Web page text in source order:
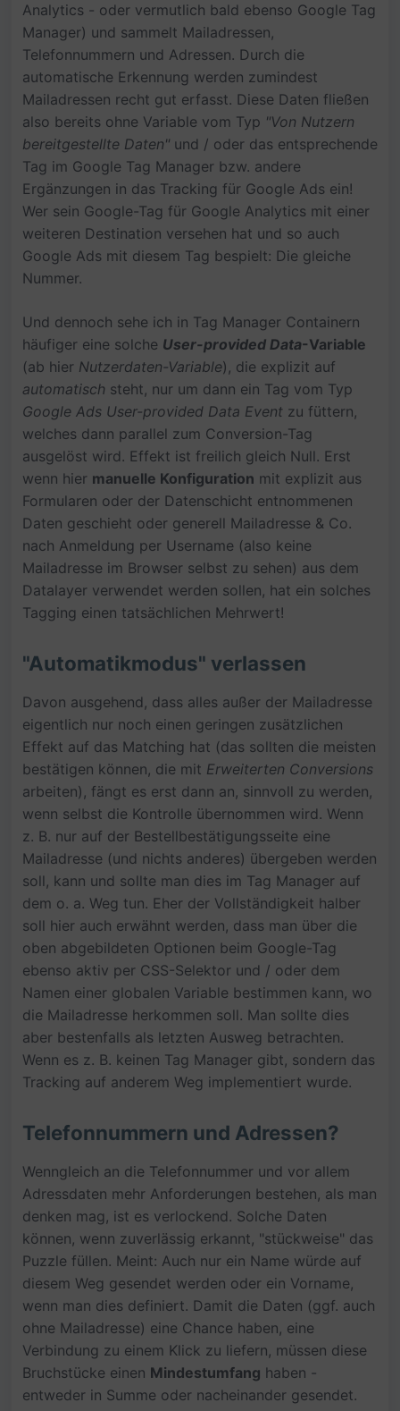
Analytics - oder vermutlich bald ebenso Google Tag
Manager) und sammelt Mailadressen,
Telefonnummern und Adressen. Durch die
automatische Erkennung werden zumindest
Mailadressen recht gut erfasst. Diese Daten fließen
also bereits ohne Variable vom Typ "Von Nutzern
bereitgestellte Daten" und / oder das entsprechende
Tag im Google Tag Manager bzw. andere
Ergänzungen in das Tracking für Google Ads ein!
Wer sein Google-Tag für Google Analytics mit einer
weiteren Destination versehen hat und so auch
Google Ads mit diesem Tag bespielt: Die gleiche
Nummer.
Und dennoch sehe ich in Tag Manager Containern
häufiger eine solche User-provided Data-Variable
(ab hier Nutzerdaten-Variable), die explizit auf
automatisch steht, nur um dann ein Tag vom Typ
Google Ads User-provided Data Event zu füttern,
welches dann parallel zum Conversion-Tag
ausgelöst wird. Effekt ist freilich gleich Null. Erst
wenn hier manuelle Konfiguration mit explizit aus
Formularen oder der Datenschicht entnommenen
Daten geschieht oder generell Mailadresse & Co.
nach Anmeldung per Username (also keine
Mailadresse im Browser selbst zu sehen) aus dem
Datalayer verwendet werden sollen, hat ein solches
Tagging einen tatsächlichen Mehrwert!
"Automatikmodus" verlassen
Davon ausgehend, dass alles außer der Mailadresse
eigentlich nur noch einen geringen zusätzlichen
Effekt auf das Matching hat (das sollten die meisten
bestätigen können, die mit Erweiterten Conversions
arbeiten), fängt es erst dann an, sinnvoll zu werden,
wenn selbst die Kontrolle übernommen wird. Wenn
z. B. nur auf der Bestellbestätigungsseite eine
Mailadresse (und nichts anderes) übergeben werden
soll, kann und sollte man dies im Tag Manager auf
dem o. a. Weg tun. Eher der Vollständigkeit halber
soll hier auch erwähnt werden, dass man über die
oben abgebildeten Optionen beim Google-Tag
ebenso aktiv per CSS-Selektor und / oder dem
Namen einer globalen Variable bestimmen kann, wo
die Mailadresse herkommen soll. Man sollte dies
aber bestenfalls als letzten Ausweg betrachten.
Wenn es z. B. keinen Tag Manager gibt, sondern das
Tracking auf anderem Weg implementiert wurde.
Telefonnummern und Adressen?
Wenngleich an die Telefonnummer und vor allem
Adressdaten mehr Anforderungen bestehen, als man
denken mag, ist es verlockend. Solche Daten
können, wenn zuverlässig erkannt, "stückweise" das
Puzzle füllen. Meint: Auch nur ein Name würde auf
diesem Weg gesendet werden oder ein Vorname,
wenn man dies definiert. Damit die Daten (ggf. auch
ohne Mailadresse) eine Chance haben, eine
Verbindung zu einem Klick zu liefern, müssen diese
Bruchstücke einen Mindestumfang haben -
entweder in Summe oder nacheinander gesendet.